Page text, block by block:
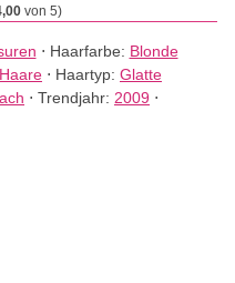
von 5)
⋅ Haarfarbe: Blonde
⋅ Haartyp: Glatte
⋅ Trendjahr: 2009 ⋅